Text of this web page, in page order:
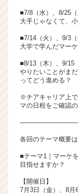
■7/8（水）、8/25（
大手じゃなくて、
■7/14（火）、9/3（
大学で学んだマー
■8/13（木）、9/15
やりたいことがま
ってどう進める？
※チアキャリア上
マの日程をご確認
各回のテーマ概要
■テーマ1｜マーケ
目指せますか？
【開催日】
7月3日（金）、8月